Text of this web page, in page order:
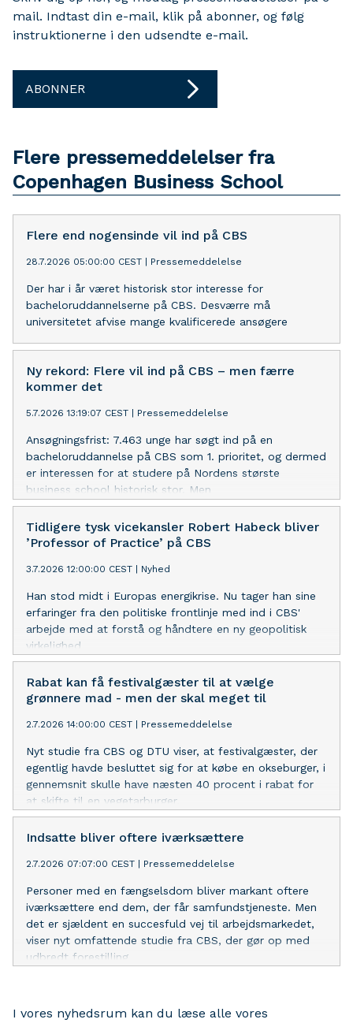
mail. Indtast din e-mail, klik på abonner, og følg
instruktionerne i den udsendte e-mail.
ABONNER
Flere pressemeddelelser fra
Copenhagen Business School
Fle­re end no­gen­sin­de vil ind på CBS
28.7.2026 05:00:00 CEST Pressemeddelelse
Der har i år været historisk stor interesse for
bacheloruddannelserne på CBS. Desværre må
universitetet afvise mange kvalificerede ansøgere
Ny rekord: Flere vil ind på CBS – men færre
kommer det
5.7.2026 13:19:07 CEST Pressemeddelelse
Ansøgningsfrist: 7.463 unge har søgt ind på en
bacheloruddannelse på CBS som 1. prioritet, og dermed
er interessen for at studere på Nordens største
business school historisk stor. Men
sektordimensioneringen presser optaget, og derfor må
et flertal af ansøgerne afvises, selv om der er stor
efterspørgsel på dimittender, som har læst business og
Tidligere tysk vicekansler Robert Habeck bliver
’Professor of Practice’ på CBS
3.7.2026 12:00:00 CEST Nyhed
Han stod midt i Europas energikrise. Nu tager han sine
erfaringer fra den politiske frontlinje med ind i CBS'
arbejde med at forstå og håndtere en ny geopolitisk
virkelighed
Rabat kan få festivalgæster til at vælge
grønnere mad - men der skal meget til
2.7.2026 14:00:00 CEST Pressemeddelelse
Nyt studie fra CBS og DTU viser, at festivalgæster, der
egentlig havde besluttet sig for at købe en okseburger, i
gennemsnit skulle have næsten 40 procent i rabat for
at skifte til en vegetarburger.
Indsatte bliver oftere iværksættere
2.7.2026 07:07:00 CEST Pressemeddelelse
Personer med en fængselsdom bliver markant oftere
iværksættere end dem, der får samfundstjeneste. Men
det er sjældent en succesfuld vej til arbejdsmarkedet,
viser nyt omfattende studie fra CBS, der gør op med
udbredt forestilling
I vores nyhedsrum kan du læse alle vores